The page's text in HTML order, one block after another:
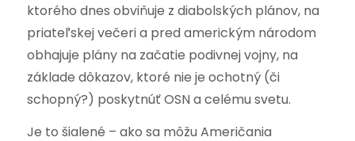
ktorého dnes obviňuje z diabolských plánov, na
priateľskej večeri a pred americkým národom
obhajuje plány na začatie podivnej vojny, na
základe dôkazov, ktoré nie je ochotný (či
schopný?) poskytnúť OSN a celému svetu.
Je to šialené – ako sa môžu Američania